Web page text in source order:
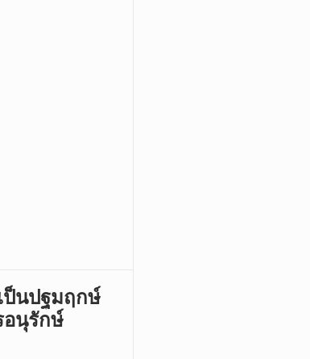
ป็นปฐมฤกษ์
อนุรักษ์